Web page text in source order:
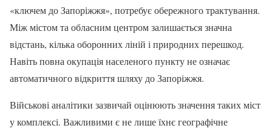
«ключем до Запоріжжя», потребує обережного трактування.
Між містом та обласним центром залишається значна
відстань, кілька оборонних ліній і природних перешкод.
Навіть повна окупація населеного пункту не означає
автоматичного відкриття шляху до Запоріжжя.
Військові аналітики зазвичай оцінюють значення таких міст
у комплексі. Важливими є не лише їхнє географічне